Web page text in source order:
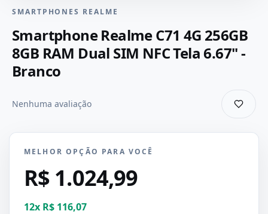
SMARTPHONES REALME
Smartphone Realme C71 4G 256GB
8GB RAM Dual SIM NFC Tela 6.67" -
Branco
Nenhuma avaliação
MELHOR OPÇÃO PARA VOCÊ
R$ 1.024,99
12x R$ 116,07